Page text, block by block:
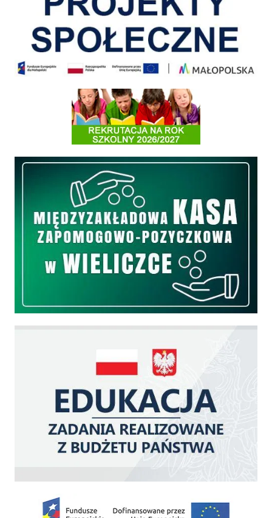
Informacja o terminach rekrutacji na rok szkolny 2026/2027
Międzyzakładowa Kasa Zapomogowo - Pożyczkowa
Zakup fabrycznie nowego, średniego samochodu ratowniczo-gaśniczego z